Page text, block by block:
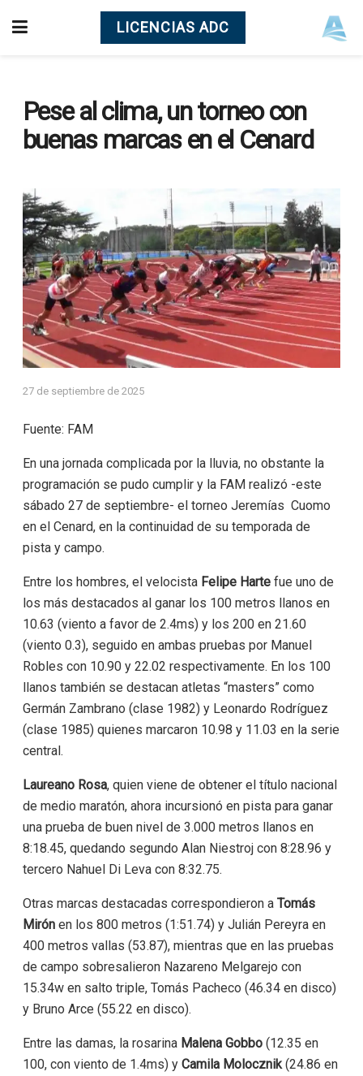
LICENCIAS ADC
Pese al clima, un torneo con
buenas marcas en el Cenard
27 de septiembre de 2025
Fuente: FAM
En una jornada complicada por la lluvia, no obstante la
programación se pudo cumplir y la FAM realizó -este
sábado 27 de septiembre- el torneo Jeremías Cuomo
en el Cenard, en la continuidad de su temporada de
pista y campo.
Entre los hombres, el velocista Felipe Hartefue uno de
los más destacados al ganar los 100 metros llanos en
10.63 (viento a favor de 2.4ms) y los 200 en 21.60
(viento 0.3), seguido en ambas pruebas por Manuel
Robles con 10.90 y 22.02 respectivamente. En los 100
llanos también se destacan atletas “masters” como
Germán Zambrano (clase 1982) y Leonardo Rodríguez
(clase 1985) quienes marcaron 10.98 y 11.03 en la serie
central.
Laureano Rosa, quien viene de obtener el título nacional
de medio maratón, ahora incursionó en pista para ganar
una prueba de buen nivel de 3.000 metros llanos en
8:18.45, quedando segundo Alan Niestroj con 8:28.96 y
tercero Nahuel Di Leva con 8:32.75.
Otras marcas destacadas correspondieron aTomás
Mirónen los 800 metros (1:51.74) y Julián Pereyra en
400 metros vallas (53.87), mientras que en las pruebas
de campo sobresalieron Nazareno Melgarejo con
15.34w en salto triple, Tomás Pacheco (46.34 en disco)
y Bruno Arce (55.22 en disco).
Entre las damas, la rosarina Malena Gobbo(12.35 en
100, con viento de 1.4ms) yCamila Molocznik(24.86 en